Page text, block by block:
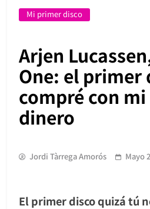
Mi primer disco
Arjen
One: el primer
compré con
dinero
Jordi Tàrrega Amorós Mayo
El primer disco quizá tú